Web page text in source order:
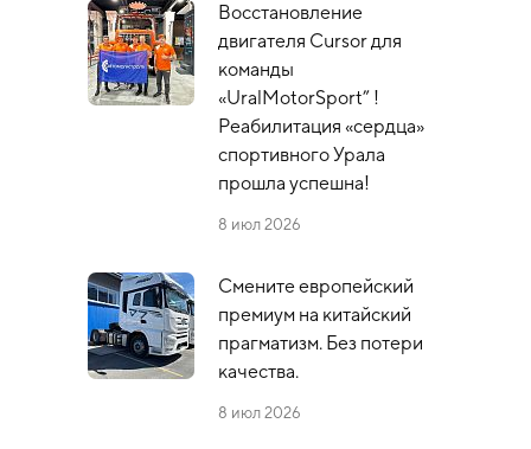
Восстановление
двигателя Cursor для
команды
«UralMotorSport” !
Реабилитация «сердца»
спортивного Урала
прошла успешна!
8 июл 2026
Смените европейский
премиум на китайский
прагматизм. Без потери
качества.
8 июл 2026